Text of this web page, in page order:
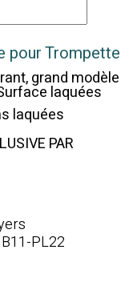
pour Trompette
grand modèle
laquées
laquées
PAR
PL22